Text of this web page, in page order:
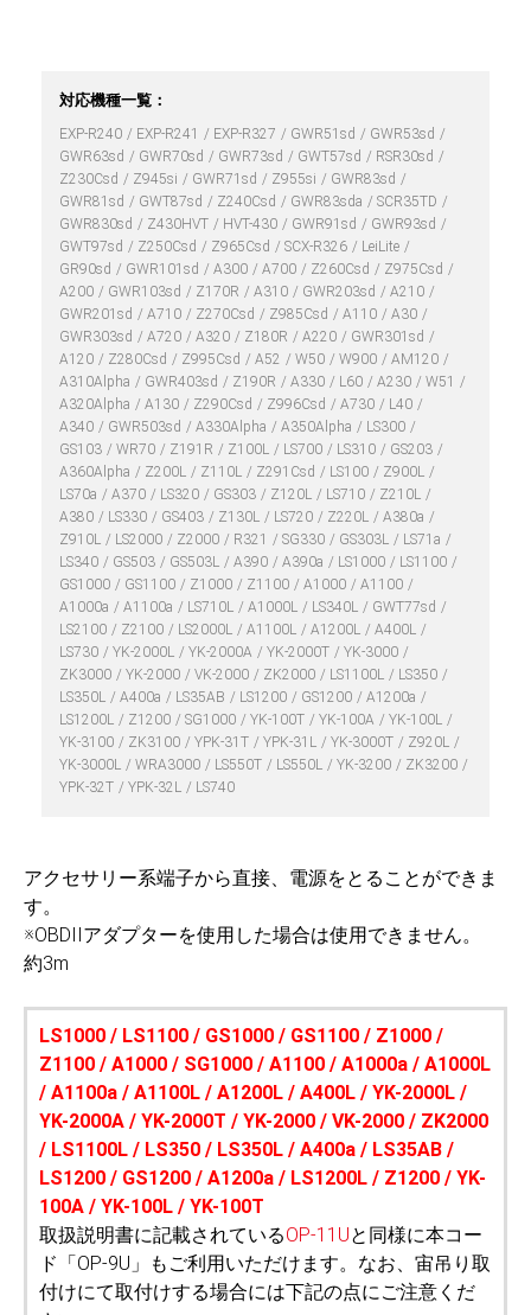
対応機種一覧：
EXP-R240 EXP-R241 EXP-R327 GWR51sd
GWR53sd
GWR63sd
GWR70sd GWR73sd GWT57sd
RSR30sd
Z230Csd
Z945si GWR71sd Z955si
GWR83sd
GWR81sd
GWT87sd Z240Csd GWR83sda
SCR35TD
GWR830sd
Z430HVT HVT-430 GWR91sd
GWR93sd
GWT97sd
Z250Csd Z965Csd SCX-R326
LeiLite
GR90sd
GWR101sd A300 A700 Z260Csd
Z975Csd
A200
GWR103sd Z170R A310 GWR203sd
A210
GWR201sd
A710 Z270Csd Z985Csd A110
A30
GWR303sd
A720 A320 Z180R A220
GWR301sd
A120
Z280Csd Z995Csd A52 W50 W900
AM120
A310Alpha
GWR403sd Z190R A330 L60 A230
W51
A320Alpha
A130 Z290Csd Z996Csd A730
L40
A340
GWR503sd A330Alpha A350Alpha
LS300
GS103
WR70 Z191R Z100L LS700 LS310
GS203
A360Alpha
Z200L Z110L Z291Csd LS100
Z900L
LS70a
A370 LS320 GS303 Z120L LS710
Z210L
A380
LS330 GS403 Z130L LS720 Z220L
A380a
Z910L
LS2000 Z2000 R321 SG330 GS303L
LS71a
LS340
GS503 GS503L A390 A390a LS1000
LS1100
GS1000
GS1100 Z1000 Z1100 A1000
A1100
A1000a
A1100a LS710L A1000L LS340L
GWT77sd
LS2100
Z2100 LS2000L A1100L A1200L
A400L
LS730
YK-2000L YK-2000A YK-2000T
YK-3000
ZK3000
YK-2000 VK-2000 ZK2000 LS1100L
LS350
LS350L
A400a LS35AB LS1200 GS1200
A1200a
LS1200L
Z1200 SG1000 YK-100T YK-100A
YK-100L
YK-3100
ZK3100 YPK-31T YPK-31L YK-3000T
Z920L
YK-3000L
WRA3000 LS550T LS550L YK-3200
ZK3200
YPK-32T
YPK-32L LS740
アクセサリー系端子から直接、電源をとることができま
す。
※OBDIIアダプターを使用した場合は使用できません。
約3m
LS1000 / LS1100 / GS1000 / GS1100 / Z1000 /
Z1100 / A1000 / SG1000 / A1100 / A1000a / A1000L
/ A1100a / A1100L / A1200L / A400L / YK-2000L /
YK-2000A / YK-2000T / YK-2000 / VK-2000 / ZK2000
/ LS1100L / LS350 / LS350L / A400a / LS35AB /
LS1200 / GS1200 / A1200a / LS1200L / Z1200 / YK-
100A / YK-100L / YK-100T
取扱説明書に記載されているOP-11Uと同様に本コー
ド「OP-9U」もご利用いただけます。なお、宙吊り取
付けにて取付けする場合には下記の点にご注意くだ